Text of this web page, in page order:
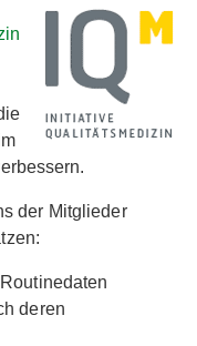
der Mitglieder
deren